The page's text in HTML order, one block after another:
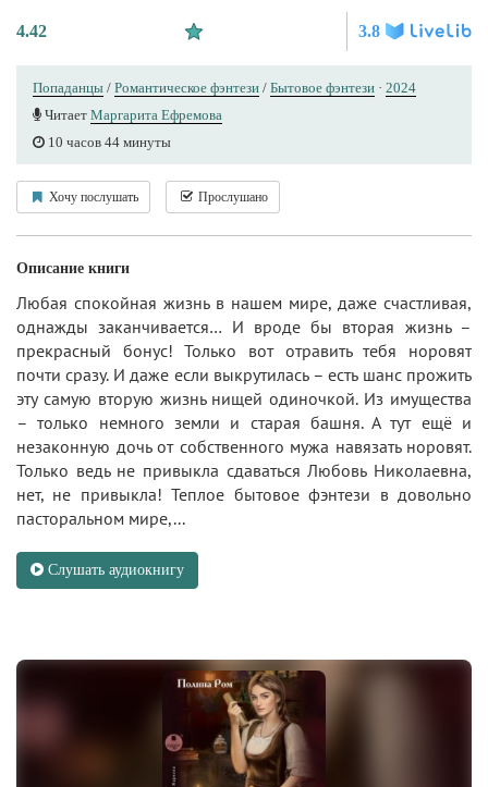
4.42 3.8
Попаданцы / Романтическое фэнтези / Бытовое фэнтези · 2024
Читает Маргарита Ефремова
10 часов 44 минуты
Хочу послушать Прослушано
Описание книги
Любая спокойная жизнь в нашем мире, даже счастливая,
однажды заканчивается… И вроде бы вторая жизнь –
прекрасный бонус! Только вот отравить тебя норовят
почти сразу. И даже если выкрутилась – есть шанс прожить
эту самую вторую жизнь нищей одиночкой. Из имущества
– только немного земли и старая башня. А тут ещё и
незаконную дочь от собственного мужа навязать норовят.
Только ведь не привыкла сдаваться Любовь Николаевна,
нет, не привыкла! Теплое бытовое фэнтези в довольно
пасторальном мире,...
Слушать аудиокнигу